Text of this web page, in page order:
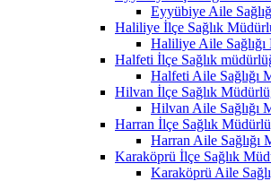
Eyyübiye Aile
Haliliye İlçe Sağlık
Haliliye Aile Sağlığı
Halfeti İlçe Sağlık
Halfeti Aile Sağlığı
Hilvan İlçe Sağlık
Hilvan Aile Sağlığı
Harran İlçe Sağlık
Harran Aile Sağlığı
Karaköprü İlçe Sağlık
Karaköprü Aile